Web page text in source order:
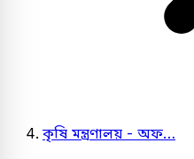
কৃষি মন্ত্রণালয় - অফ…